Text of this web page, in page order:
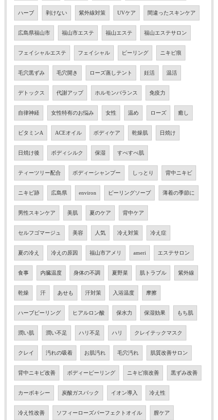
ハーブ 剥けない 紫外線対策 UVケア 間違ったスキンケア
広島県福山市 福山市エステ 福山エステ 福山エステサロン
フェイシャルエステ フェイシャル ピーリング ニキビ痕
毛穴黒ずみ 毛穴開き ローズ蒸しテント 妊活 温活
デトックス 代謝アップ ホルモンバランス 免疫力
自律神経 女性特有のお悩み 女性 温め ローズ 癒し
ビタミンA ACEオイル ボディケア 乾燥肌 日焼け
日焼け後 ボディシルク 保湿 すべすべ肌
ティーツリー配合 ボディーシャンプー しっとり 背中ニキビ
ニキビ跡 広島県 environ ピーリングソープ 薄着の季節に
男性スキンケア 美肌 夏のケア 背中ケア
セルフゴマージュ 美容 人気 冷え対策 冷え症
夏の冷え 冷えの原因 福山市アメリ ameri エステサロン
食事 内臓温度 身体の不調 夏野菜 肌トラブル 紫外線
乾燥 汗 あせも 汗対策 入浴温度 摩擦
ハーブピーリング ヒアルロン酸 保水力 保湿効果 もち肌
潤い肌 潤い不足 ハリ不足 ハリ クレイテックマスク
クレイ 汚れの吸着 お肌汚れ 毛穴汚れ 肌質改善サロン
背中ニキビ改善 ボディーピーリング ニキビ痕改善 黒ずみ改善
カーボキシー 炭酸ガスパック イオン導入 冷え性
冷え性改善 ソフィーローズパーフェクトオイル 膣ケア